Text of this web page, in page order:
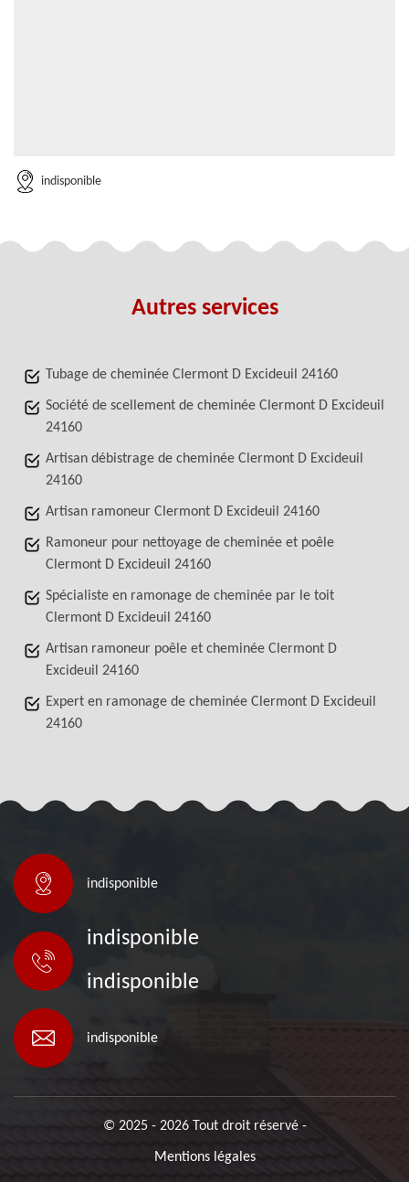
indisponible
Autres services
Tubage de cheminée Clermont D Excideuil 24160
Société de scellement de cheminée Clermont D Excideuil
24160
Artisan débistrage de cheminée Clermont D Excideuil
24160
Artisan ramoneur Clermont D Excideuil 24160
Ramoneur pour nettoyage de cheminée et poêle
Clermont D Excideuil 24160
Spécialiste en ramonage de cheminée par le toit
Clermont D Excideuil 24160
Artisan ramoneur poêle et cheminée Clermont D
Excideuil 24160
Expert en ramonage de cheminée Clermont D Excideuil
24160
indisponible
indisponible
indisponible
indisponible
© 2025 - 2026 Tout droit réservé -
Mentions légales